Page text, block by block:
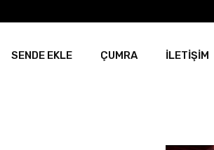
SENDE EKLE ÇUMRA İLETİŞİM